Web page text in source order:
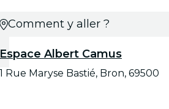
Comment y aller ?
Espace Albert Camus
1 Rue Maryse Bastié, Bron, 69500